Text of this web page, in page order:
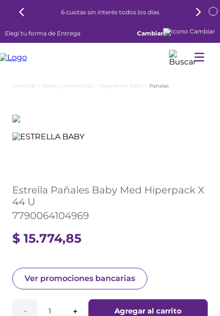
6 cuotas sin interés todos los días
Elegí tu forma de Entrega Cambiar
Bebés y Maternidad Higiene del Bebé Pañales
Estrella Pañales Baby Med Hiperpack X
44 U
7790064104969
$ 15.774,85
Ver promociones bancarias
＋
－ Agregar al carrito